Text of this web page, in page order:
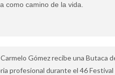
como camino de la vida.
Gómez recibe una Butaca
profesional durante el 46